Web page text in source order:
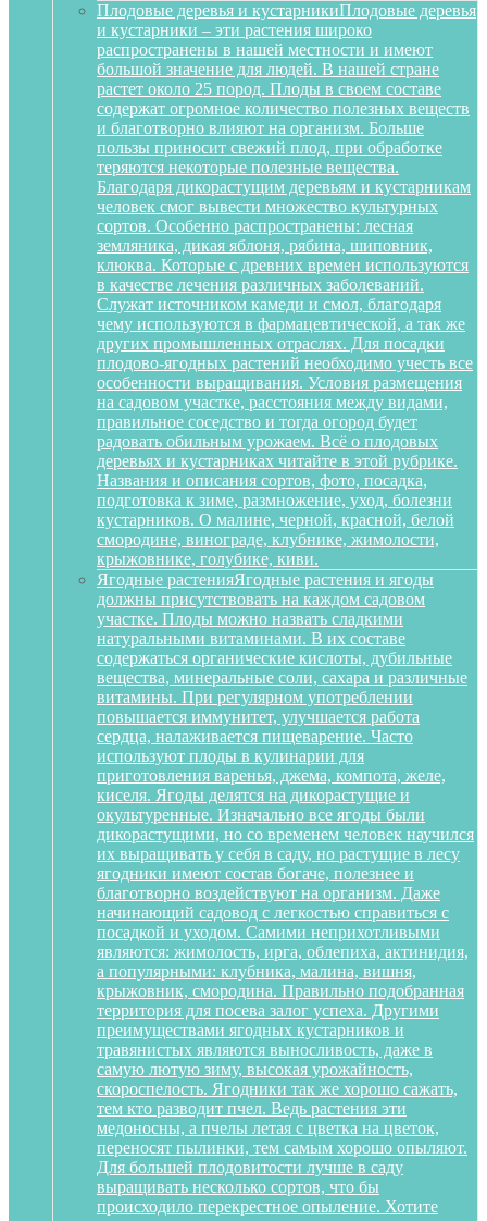
Плодовые деревья и кустарникиПлодовые деревья
и кустарники – эти растения широко
распространены в нашей местности и имеют
большой значение для людей. В нашей стране
растет около 25 пород. Плоды в своем составе
содержат огромное количество полезных веществ
и благотворно влияют на организм. Больше
пользы приносит свежий плод, при обработке
теряются некоторые полезные вещества.
Благодаря дикорастущим деревьям и кустарникам
человек смог вывести множество культурных
сортов. Особенно распространены: лесная
земляника, дикая яблоня, рябина, шиповник,
клюква. Которые с древних времен используются
в качестве лечения различных заболеваний.
Служат источником камеди и смол, благодаря
чему используются в фармацевтической, а так же
других промышленных отраслях. Для посадки
плодово-ягодных растений необходимо учесть все
особенности выращивания. Условия размещения
на садовом участке, расстояния между видами,
правильное соседство и тогда огород будет
радовать обильным урожаем. Всё о плодовых
деревьях и кустарниках читайте в этой рубрике.
Названия и описания сортов, фото, посадка,
подготовка к зиме, размножение, уход, болезни
кустарников. О малине, черной, красной, белой
смородине, винограде, клубнике, жимолости,
крыжовнике, голубике, киви.
Ягодные растенияЯгодные растения и ягоды
должны присутствовать на каждом садовом
участке. Плоды можно назвать сладкими
натуральными витаминами. В их составе
содержаться органические кислоты, дубильные
вещества, минеральные соли, сахара и различные
витамины. При регулярном употреблении
повышается иммунитет, улучшается работа
сердца, налаживается пищеварение. Часто
используют плоды в кулинарии для
приготовления варенья, джема, компота, желе,
киселя. Ягоды делятся на дикорастущие и
окультуренные. Изначально все ягоды были
дикорастущими, но со временем человек научился
их выращивать у себя в саду, но растущие в лесу
ягодники имеют состав богаче, полезнее и
благотворно воздействуют на организм. Даже
начинающий садовод с легкостью справиться с
посадкой и уходом. Самими неприхотливыми
являются: жимолость, ирга, облепиха, актинидия,
а популярными: клубника, малина, вишня,
крыжовник, смородина. Правильно подобранная
территория для посева залог успеха. Другими
преимуществами ягодных кустарников и
травянистых являются выносливость, даже в
самую лютую зиму, высокая урожайность,
скороспелость. Ягодники так же хорошо сажать,
тем кто разводит пчел. Ведь растения эти
медоносны, а пчелы летая с цветка на цветок,
переносят пылинки, тем самым хорошо опыляют.
Для большей плодовитости лучше в саду
выращивать несколько сортов, что бы
происходило перекрестное опыление. Хотите